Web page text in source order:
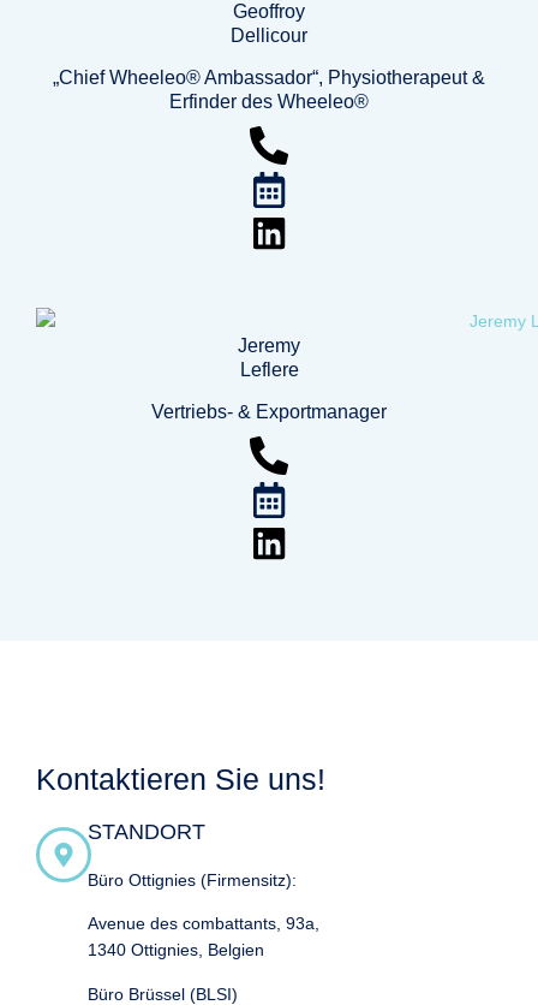
Geoffroy
Dellicour
„Chief Wheeleo® Ambassador“, Physiotherapeut &
Erfinder des Wheeleo®
Jeremy
Leflere
Vertriebs- & Exportmanager
Kontaktieren Sie uns!
STANDORT
Büro Ottignies (Firmensitz):
Avenue des combattants, 93a,
1340 Ottignies, Belgien
Büro Brüssel (BLSI)